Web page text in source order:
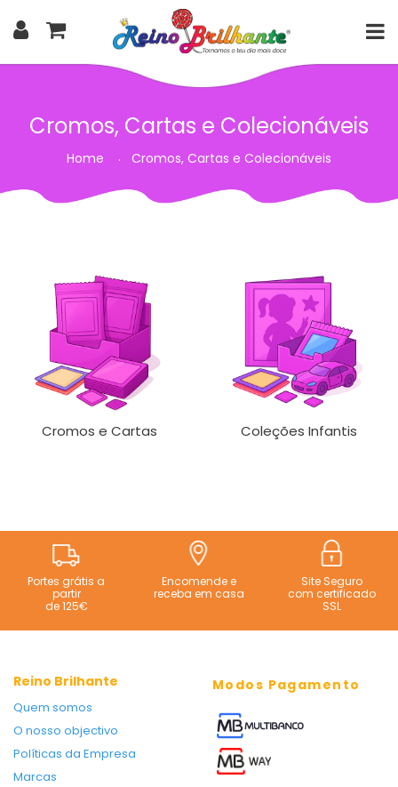
Cromos, Cartas e Colecionáveis
Home Cromos, Cartas e Colecionáveis
Cromos e Cartas Coleções Infantis
Portes grátis a
partir
de 125€
Encomende e
receba em casa
Site Seguro
com certificado
SSL
Reino Brilhante
Quem somos
O nosso objectivo
Políticas da Empresa
Marcas
Modos Pagamento